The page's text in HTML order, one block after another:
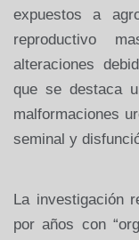
expuestos a
reproductivo
alteraciones
que se destaca
malformaciones
seminal y
La investigación
por años con